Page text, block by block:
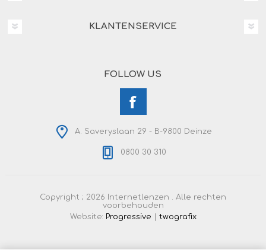
KLANTENSERVICE
FOLLOW US
A. Saveryslaan 29 - B-9800 Deinze
0800 30 310
Copyright ; 2026 Internetlenzen . Alle rechten
voorbehouden
Website: Progressive twografix